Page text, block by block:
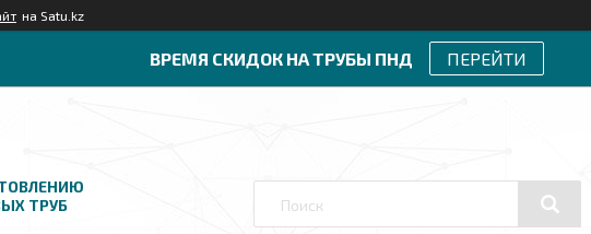
на Satu.kz
ВРЕМЯ СКИДОК НА ТРУБЫ ПНД ПЕРЕЙТИ
ТРУБ